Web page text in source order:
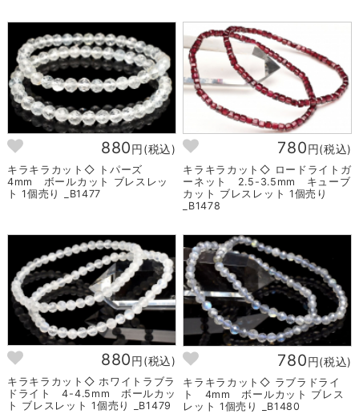
880円(税込)
キラキラカット◇ トパーズ
4mm ボールカット ブレスレッ
ト 1個売り _B1477
780円(税込)
キラキラカット◇ ロードライトガ
ーネット 2.5-3.5mm キューブ
カット ブレスレット 1個売り
_B1478
880円(税込)
キラキラカット◇ ホワイトラブラ
ドライト 4-4.5mm ボールカッ
ト ブレスレット 1個売り _B1479
780円(税込)
キラキラカット◇ ラブラドライ
ト 4mm ボールカット ブレス
レット 1個売り _B1480